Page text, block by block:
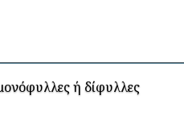
ή δίφυλλες